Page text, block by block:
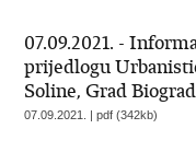
07.09.2021. -
prijedlogu
Soline, Grad
07.09.2021. | pdf (342kb)